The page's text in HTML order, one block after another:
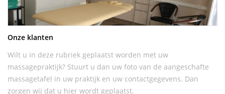
Onze klanten
Wilt u in deze rubriek geplaatst worden met uw
massagepraktijk? Stuurt u dan uw foto van de aangeschafte
massagetafel in uw praktijk en uw contactgegevens. Dan
zorgen wij dat u hier wordt geplaatst.